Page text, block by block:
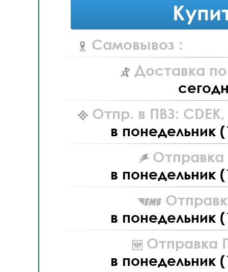
Самовывоз :
Доставка
Отпр. в ПВЗ: CDEK,
в понедельник
Отправка
в понедельник
в понедельник
Отправка
в понедельник